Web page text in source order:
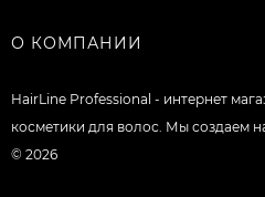
О КОМПАНИИ
HairLine Professional - интернет
косметики для волос. Мы создаем
© 2026